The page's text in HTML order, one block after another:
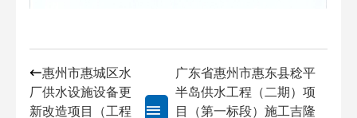
惠州市惠城区水
厂供水设施设备更
新改造项目（工程
广东省惠州市惠东县稔平
半岛供水工程（二期）项
目（第一标段）施工吉隆